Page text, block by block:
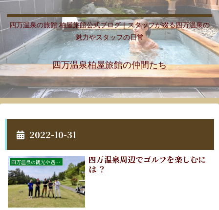
四万温泉の旅館 柏屋旅館公式ブログ｜スタッフが綴る四万温泉の
魅力やスタッフの日常
四万温泉柏屋旅館の仲間たち
2022-10-31
四万温泉の観光や過ごし方
四万温泉周辺でゴルフを楽しむに
は ？